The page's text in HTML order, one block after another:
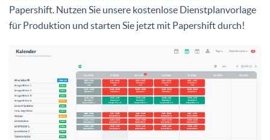
Papershift. Nutzen Sie unsere kostenlose Dienstplanvorlage
für Produktion und starten Sie jetzt mit Papershift durch!